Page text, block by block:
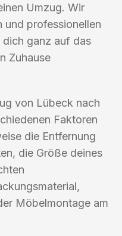
Umzug. Wir
und professionellen
dich ganz auf das
Zuhause
von Lübeck nach
Faktoren
die Entfernung
die Größe deines
Möbelmontage am